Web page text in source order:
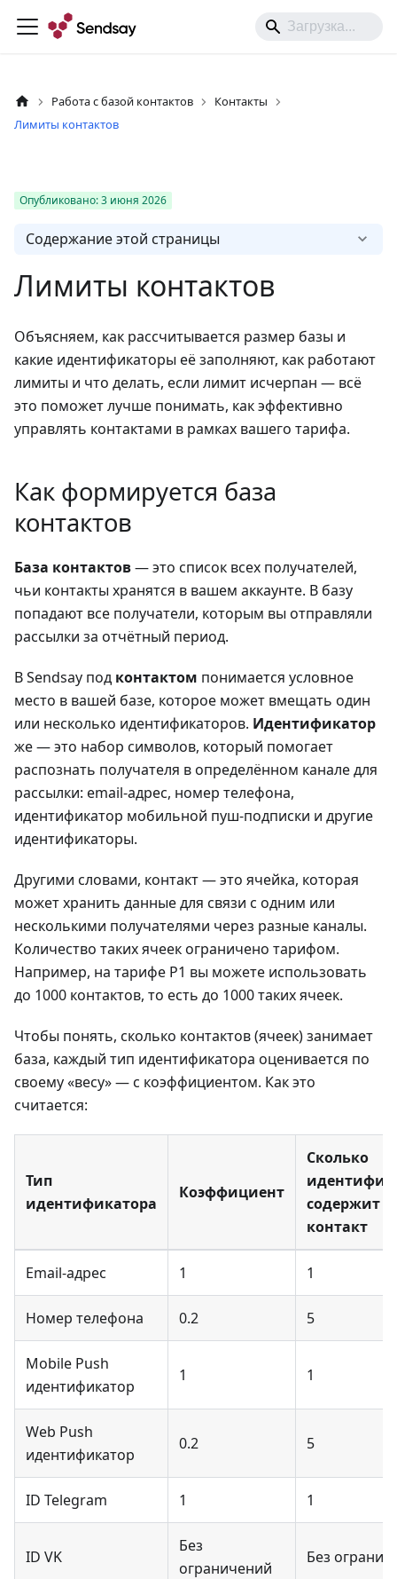
Работа с базой контактов
Контакты
Лимиты контактов
Опубликовано:3 июня 2026
Содержание этой страницы
Лимиты контактов
Объясняем, как рассчитывается размер базы и
какие идентификаторы её заполняют, как работают
лимиты и что делать, если лимит исчерпан — всё
это поможет лучше понимать, как эффективно
управлять контактами в рамках вашего тарифа.
Как формируется база
контактов
База контактов— это список всех получателей,
чьи контакты хранятся в вашем аккаунте. В базу
попадают все получатели, которым вы отправляли
рассылки за отчётный период.
В Sendsay под контактом понимается условное
место в вашей базе, которое может вмещать один
или несколько идентификаторов. Идентификатор
же — это набор символов, который помогает
распознать получателя в определённом канале для
рассылки: email-адрес, номер телефона,
идентификатор мобильной пуш-подписки и другие
идентификаторы.
Другими словами, контакт — это ячейка, которая
может хранить данные для связи с одним или
несколькими получателями через разные каналы.
Количество таких ячеек ограничено тарифом.
Например, на тарифе Р1 вы можете использовать
до 1000 контактов, то есть до 1000 таких ячеек.
Чтобы понять, сколько контактов (ячеек) занимает
база, каждый тип идентификатора оценивается по
своему «весу» — с коэффициентом. Как это
считается:
Тип
идентификатора
Коэффициент
Сколько
содержит 1
контакт
Email-адрес 1 1
Номер телефона 0.2 5
Mobile Push
идентификатор
1 1
Web Push
идентификатор
0.2 5
ID Telegram 1 1
ID VK
Без
ограничений
Без